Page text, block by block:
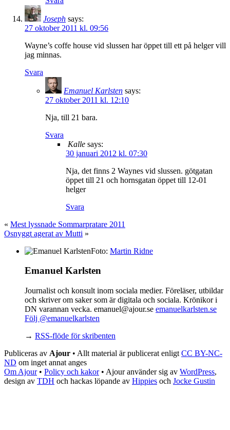
Joseph says:
27 oktober 2011 kl. 09:56
Wayne’s coffe house vid slussen har öppet till ett på helger vill
jag minnas.
Svara
Emanuel Karlsten says:
27 oktober 2011 kl. 12:10
Nja, till 21 bara.
Svara
Kalle says:
30 januari 2012 kl. 07:30
Nja, det finns 2 Waynes vid slussen. götgatan
öppet till 21 och hornsgatan öppet till 12-01
helger
Svara
« Mest lyssnade Sommarpratare 2011
Osnyggt agerat av Mutti »
Foto: Martin Ridne
Emanuel Karlsten
Journalist och konsult inom sociala medier. Föreläser, utbildar
och skriver om saker som är digitala och sociala. Krönikor i
DN varannan vecka. emanuel@ajour.se emanuelkarlsten.se
Följ @emanuelkarlsten
→ RSS-flöde för skribenten
Publiceras av Ajour • Allt material är publicerat enligt CC BY-NC-
ND om inget annat anges
Om Ajour• Policy och kakor• Ajour använder sig av WordPress,
design av TDH och hackas löpande av Hippies och Jocke Gustin